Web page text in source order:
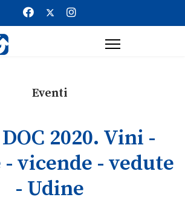
Eventi
2020. Vini -
vicende - vedute
- Udine